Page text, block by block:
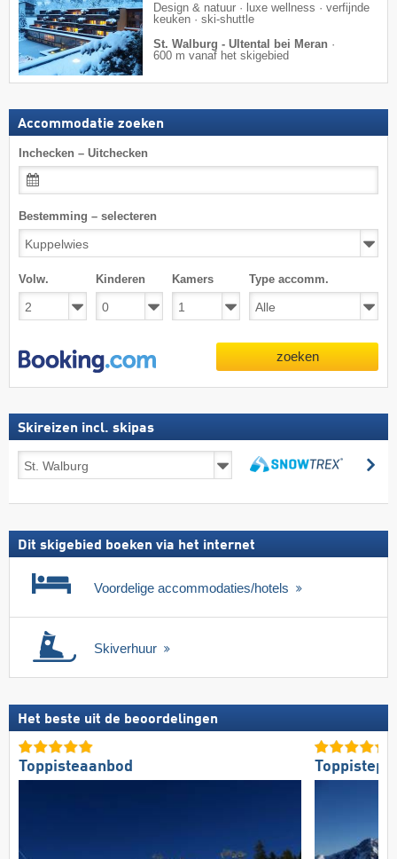
Design & natuur · luxe wellness · verfijnde
keuken · ski-shuttle
St. Walburg - Ultental bei Meran ·
600 m vanaf het skigebied
Accommodatie zoeken
Inchecken – Uitchecken
Bestemming – selecteren
Volw. Kinderen Kamers Type accomm.
zoeken
Skireizen incl. skipas
Skireizen
incl.
Dit skigebied boeken via het internet
Voordelige accommodaties/hotels
Skiverhuur
Het beste uit de beoordelingen
Toppisteaanbod